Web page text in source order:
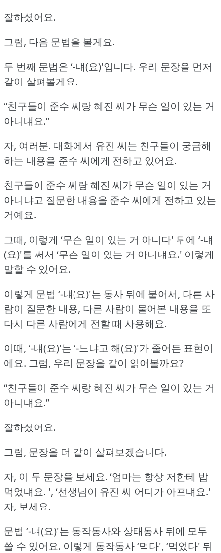
잘하셨어요.
그럼, 다음 문법을 볼게요.
두 번째 문법은 ‘-냬(요)'입니다. 우리 문장을 먼저
같이 살펴볼게요.
“친구들이 준수 씨랑 혜진 씨가 무슨 일이 있는 거
아니냬요.”
자, 여러분. 대화에서 유진 씨는 친구들이 궁금해
하는 내용을 준수 씨에게 전하고 있어요.
친구들이 준수 씨랑 혜진 씨가 무슨 일이 있는 거
아니냐고 질문한 내용을 준수 씨에게 전하고 있는
거예요.
그때, 이렇게 ‘무슨 일이 있는 거 아니다' 뒤에 ‘-냬
(요)'를 써서 ‘무슨 일이 있는 거 아니냬요.' 이렇게
말할 수 있어요.
이렇게 문법 ‘-냬(요)'는 동사 뒤에 붙어서, 다른 사
람이 질문한 내용, 다른 사람이 물어본 내용을 또
다시 다른 사람에게 전할 때 사용해요.
이때, ‘-냬(요)'는 ‘-느냐고 해(요)'가 줄어든 표현이
에요. 그럼, 우리 문장을 같이 읽어볼까요?
“친구들이 준수 씨랑 혜진 씨가 무슨 일이 있는 거
아니냬요.”
잘하셨어요.
그럼, 문장을 더 같이 살펴보겠습니다.
자, 이 두 문장을 보세요. ‘엄마는 항상 저한테 밥
먹었냬요. ', ‘선생님이 유진 씨 어디가 아프냬요.'
자, 보세요.
문법 ‘-냬(요)'는 동작동사와 상태동사 뒤에 모두
쓸 수 있어요. 이렇게 동작동사 ‘먹다', ‘먹었다' 뒤